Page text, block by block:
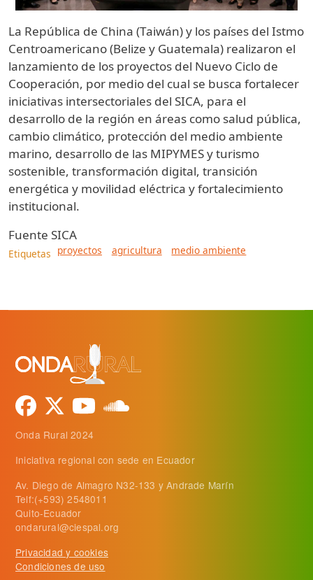
La República de China (Taiwán) y los países del Istmo
Centroamericano (Belize y Guatemala) realizaron el
lanzamiento de los proyectos del Nuevo Ciclo de
Cooperación, por medio del cual se busca fortalecer
iniciativas intersectoriales del SICA, para el
desarrollo de la región en áreas como salud pública,
cambio climático, protección del medio ambiente
marino, desarrollo de las MIPYMES y turismo
sostenible, transformación digital, transición
energética y movilidad eléctrica y fortalecimiento
institucional.
Fuente SICA
Etiquetas proyectos agricultura medio ambiente
Onda Rural 2024
Iniciativa regional con sede en Ecuador
Av. Diego de Almagro N32-133 y Andrade Marín
Telf:(+593) 2548011
Quito-Ecuador
ondarural@ciespal.org
Privacidad y cookies
Condiciones de uso